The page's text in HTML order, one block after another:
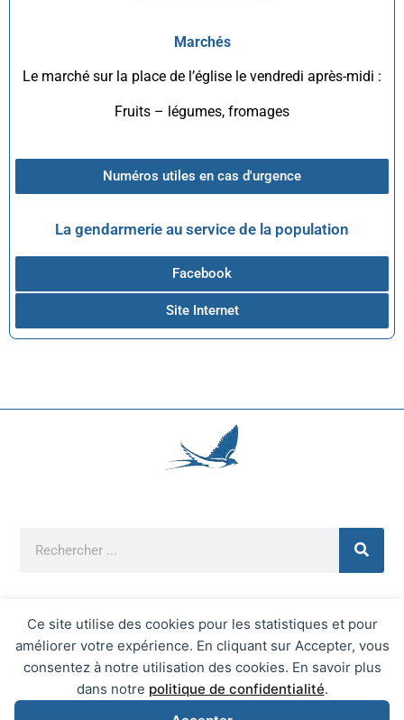
Ce site utilise des cookies pour les statistiques et pour
améliorer votre expérience. En cliquant sur Accepter, vous
consentez à notre utilisation des cookies. En savoir plus
dans notre politique de confidentialité.
Marchés
Le marché sur la place de l’église le vendredi après-midi :
Fruits – légumes, fromages
Numéros utiles en cas d'urgence
La gendarmerie au service de la population
Facebook
Site Internet
Mentions Légales
Mairie d'Écrainville © 2026 Tous Droits Réservés